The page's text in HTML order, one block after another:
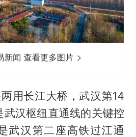
新闻 查看更多图片
用长江大桥，武汉第14
武汉枢纽直通线的关键控
武汉第二座高铁过江通